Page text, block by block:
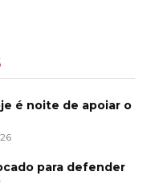
é noite de apoiar o
para defender